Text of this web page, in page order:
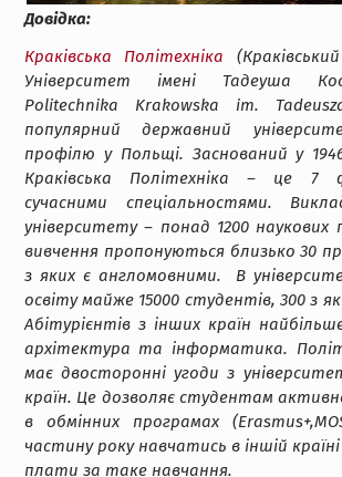
Довідка:
Краківська Політехніка
Університет імені Тадеуша
Politechnika Krakowska im.
популярний державний
профілю у Польщі. Заснований у
Краківська Політехніка – це 7
сучасними спеціальностями.
університету – понад 1200 наукових
вивчення пропонуються близько 30
з яких є англомовними. В
освіту майже 15000 студентів, 300 з
Абітурієнтів з інших країн
архітектура та інформатика.
має двосторонні угоди з
країн. Це дозволяє студентам
в обмінних програмах
частину року навчатись в іншій
плати за таке навчання.